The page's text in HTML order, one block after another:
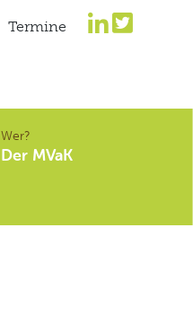
Termine
Wer?
Der MVaK